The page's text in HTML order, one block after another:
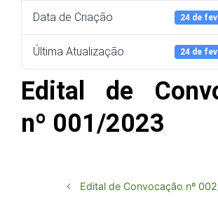
Data de Criação 24 de
Última Atualização 24 de
Edital de
nº 001/2023
Edital de Convocação nº